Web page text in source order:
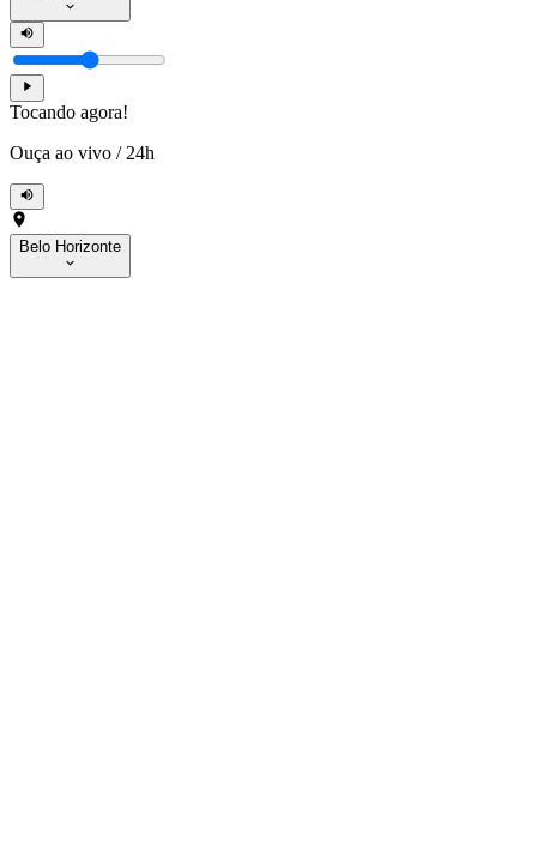
Tocando agora!
Ouça ao vivo / 24h
Belo Horizonte